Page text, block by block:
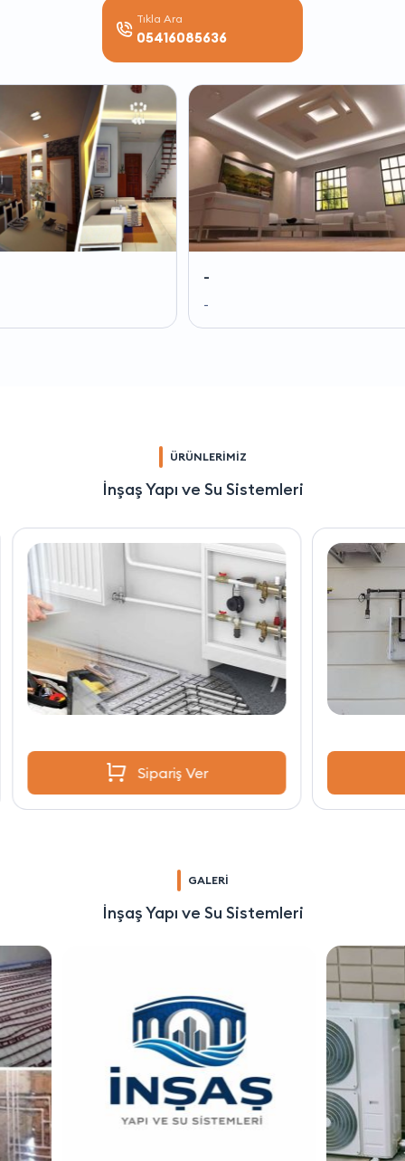
Tıkla Ara
05416085636
ÜRÜNLERİMİZ
İnşaş Yapı ve Su Sistemleri
Sipariş Ver
GALERİ
İnşaş Yapı ve Su Sistemleri